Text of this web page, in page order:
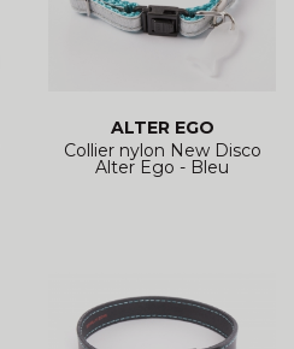
ALTER EGO
Collier nylon New Disco
Alter Ego - Bleu